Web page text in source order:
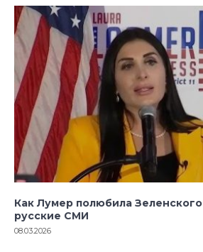
Как Лумер полюбила
русские СМИ
08.03.2026